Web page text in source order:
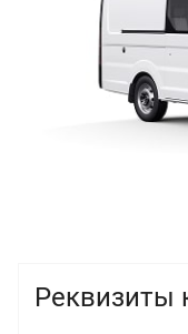
Реквизиты